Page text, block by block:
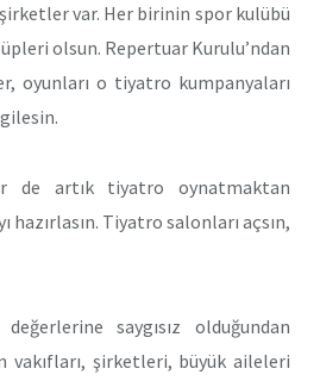
var. Her birinin spor kulübü
olsun. Repertuar Kurulu’ndan
oyunları o tiyatro kumpanyaları
de artık tiyatro oynatmaktan
hazırlasın. Tiyatro salonları açsın,
saygısız olduğundan
vakıfları, şirketleri, büyük aileleri